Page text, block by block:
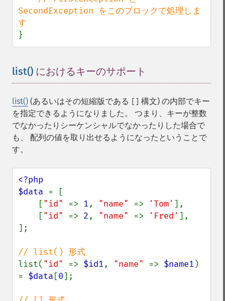
SecondException をこのブロックで処理しま
}
list() におけるキーのサポート
list() (あるいはその短縮版である
構文) の内部でキー
を指定できるようになりました。 つまり、キーが整数
でなかったりシーケンシャルでなかったりした場合で
も、 配列の値を取り出せるようになったということで
す。
<?php
$data = [
    [
"id" => 1, "name" => 'Tom' ],
    [
"id" => 2, "name" => 'Fred' ],
];
list( "id" => $id1, "name" => $name1 )
= $data [0];